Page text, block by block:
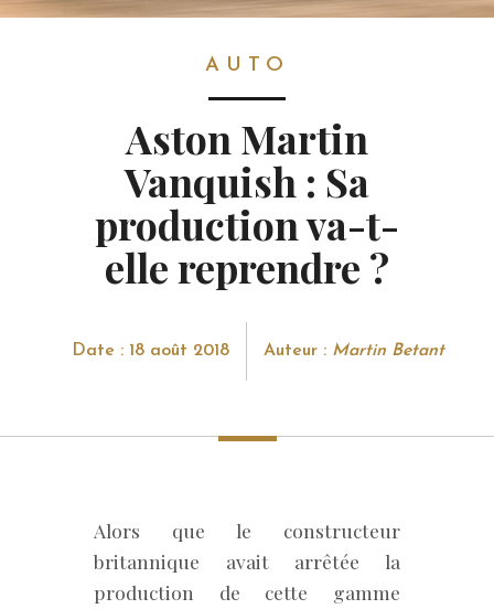
AUTO
Aston Martin
Vanquish : Sa
production va-t-
elle reprendre ?
Date : 18 août 2018 Auteur : Martin Betant
Alors que le constructeur
britannique avait arrêtée la
production de cette gamme